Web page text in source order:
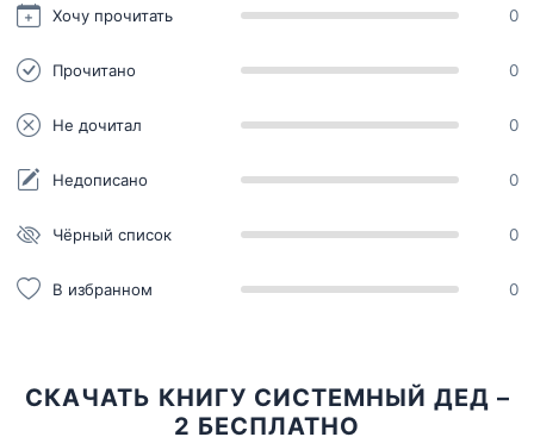
Хочу прочитать 0
Прочитано 0
Не дочитал 0
Недописано 0
Чёрный список 0
В избранном 0
СКАЧАТЬ КНИГУ СИСТЕМНЫЙ ДЕД –
2 БЕСПЛАТНО